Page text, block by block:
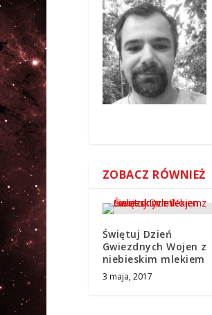
ZOBACZ RÓWNIEŻ
Świętuj Dzień
Gwiezdnych Wojen z
niebieskim mlekiem
3 maja, 2017